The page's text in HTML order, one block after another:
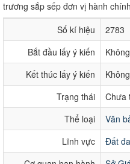
trương sắp sếp đơn vị hành chính
Số kí hiệu
2783
Bắt đầu lấy ý kiến
Kết thúc lấy ý kiến
Trạng thái
Chưa
Thể loại
Văn
Lĩnh vực
Đất